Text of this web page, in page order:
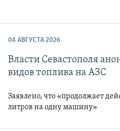
04 АВГУСТА 2026
Власти Севастополя
видов топлива на АЗС
Заявлено, что «продолжает
литров на одну машину»